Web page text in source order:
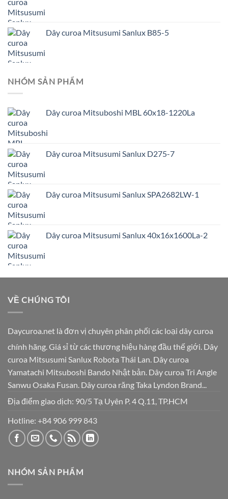
Dây curoa Mitsusumi Sanlux B85-5
NHÓM SẢN PHẨM
Dây curoa Mitsuboshi MBL 60x18-1220La
Dây curoa Mitsusumi Sanlux D275-7
Dây curoa Mitsusumi Sanlux SPA2682LW-1
Dây curoa Mitsusumi Sanlux 40x16x1600La-2
VỀ CHÚNG TÔI
Daycuroa.net là đơn vị chuyên phân phối các loại dây curoa
chính hãng. Giá sỉ từ các thương hiệu hàng đầu thế giới. Dây
curoa Mitsusumi Sanlux Robota Thái Lan. Dây curoa
Yamatachi Mitsuboshi Bando Nhật bản. Dây curoa Tri Angle
Sanwu Osaka Fusan. Dây curoa răng Taka Lyndon Brand...
Địa điểm giao dịch: 90/5 Tạ Uyên P. 4 Q.11, TP.HCM
Hotline: +84 906 999 843
NHÓM SẢN PHẨM